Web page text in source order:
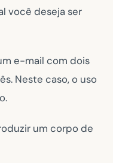
você deseja ser
e-mail com dois
Neste caso, o uso
um corpo de